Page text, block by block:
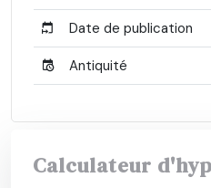
Date de publication
Antiquité
Calculateur